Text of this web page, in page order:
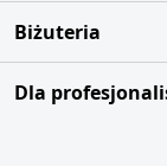
Biżuteria
Dla